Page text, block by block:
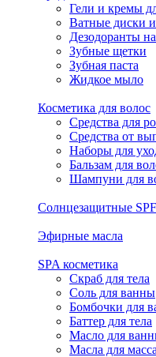
Гели и кремы
Ватные диски
Дезодоранты
Зубные щетки
Зубная паста
Жидкое мыло
Косметика для волос
Средства для
Средства от
Наборы для
Бальзам для
Шампуни для
Солнцезащитные SPF
Эфирные масла
SPA косметика
Скраб для тела
Соль для ванны
Бомбочки для
Баттер для тела
Масло для
Масла для